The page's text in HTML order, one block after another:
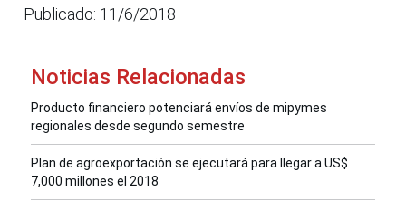
Publicado: 11/6/2018
Noticias Relacionadas
Producto financiero potenciará envíos de mipymes
regionales desde segundo semestre
Plan de agroexportación se ejecutará para llegar a US$
7,000 millones el 2018